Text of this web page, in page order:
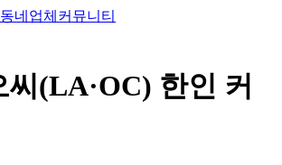
동네업체 커뮤니티
씨(LA·OC) 한인 커